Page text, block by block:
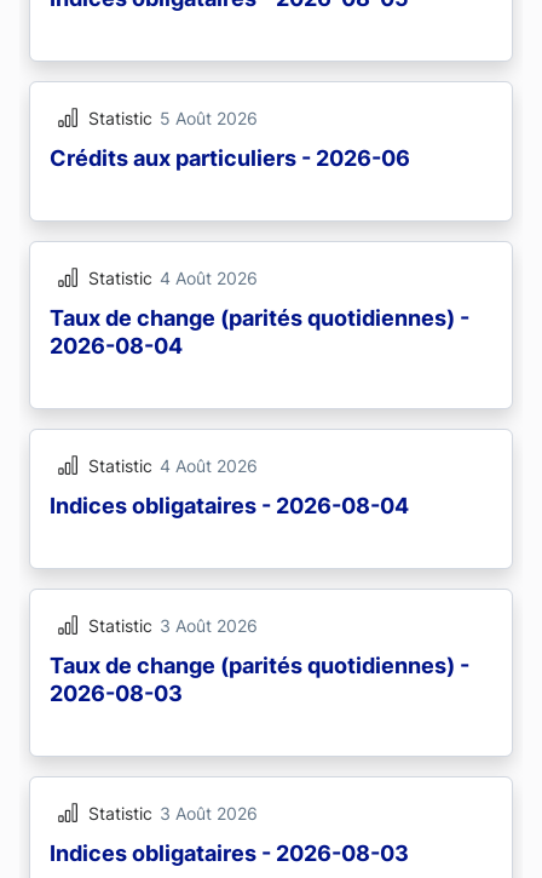
Statistic 5 Août 2026
Crédits aux particuliers - 2026-06
Statistic 4 Août 2026
Taux de change (parités quotidiennes) -
2026-08-04
Statistic 4 Août 2026
Indices obligataires - 2026-08-04
Statistic 3 Août 2026
Taux de change (parités quotidiennes) -
2026-08-03
Statistic 3 Août 2026
Indices obligataires - 2026-08-03